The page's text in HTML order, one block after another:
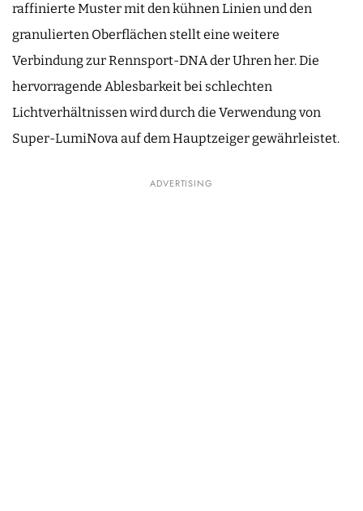
raffinierte Muster mit den kühnen Linien und den
granulierten Oberflächen stellt eine weitere
Verbindung zur Rennsport-DNA der Uhren her. Die
hervorragende Ablesbarkeit bei schlechten
Lichtverhältnissen wird durch die Verwendung von
Super-LumiNova auf dem Hauptzeiger gewährleistet.
ADVERTISING